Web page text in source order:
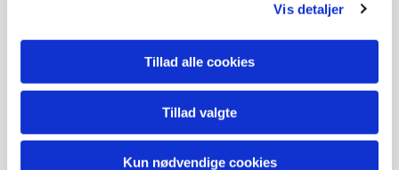
Vis detaljer
Tillad alle cookies
Tillad valgte
Kun nødvendige cookies